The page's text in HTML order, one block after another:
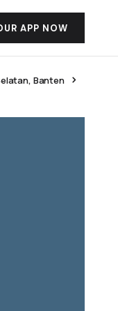
APP NOW
Banten